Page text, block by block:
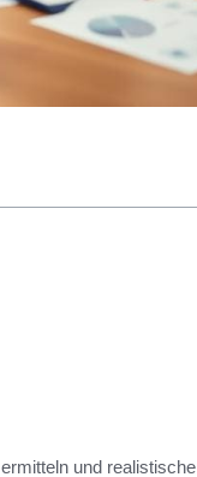
und realistische